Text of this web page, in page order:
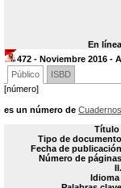
En
472 - Noviembre 2016 -
Público
ISBD
[número]
es un número de
Título
Tipo de
Fecha de
Número de
Idioma